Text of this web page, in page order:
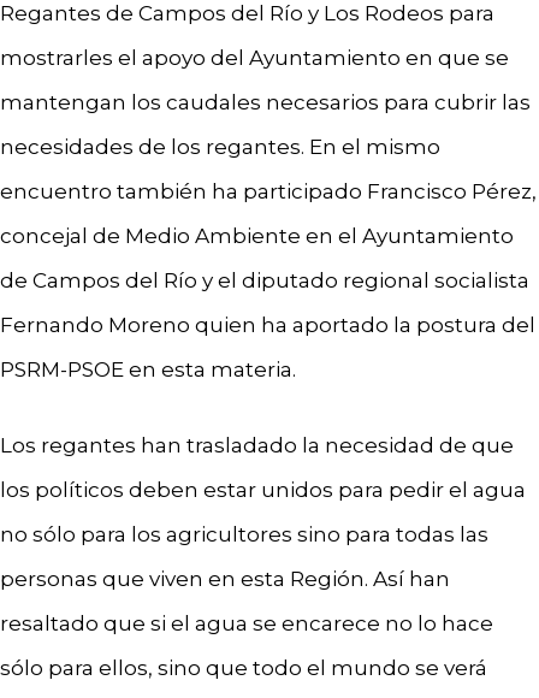
Regantes de Campos del Río y Los Rodeos para
mostrarles el apoyo del Ayuntamiento en que se
mantengan los caudales necesarios para cubrir las
necesidades de los regantes. En el mismo
encuentro también ha participado Francisco Pérez,
concejal de Medio Ambiente en el Ayuntamiento
de Campos del Río y el diputado regional socialista
Fernando Moreno quien ha aportado la postura del
PSRM-PSOE en esta materia.
Los regantes han trasladado la necesidad de que
los políticos deben estar unidos para pedir el agua
no sólo para los agricultores sino para todas las
personas que viven en esta Región. Así han
resaltado que si el agua se encarece no lo hace
sólo para ellos, sino que todo el mundo se verá